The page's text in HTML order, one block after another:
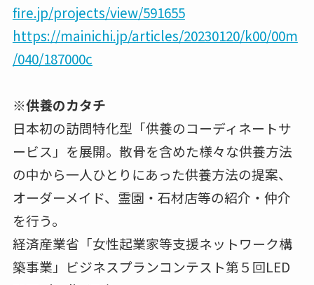
fire.jp/projects/view/591655
https://mainichi.jp/articles/20230120/k00/00m
/040/187000c
※供養のカタチ
日本初の訪問特化型「供養のコーディネートサ
ービス」を展開。散骨を含めた様々な供養方法
の中から一人ひとりにあった供養方法の提案、
オーダーメイド、霊園・石材店等の紹介・仲介
を行う。
経済産業省「女性起業家等支援ネットワーク構
築事業」ビジネスプランコンテスト第５回LED